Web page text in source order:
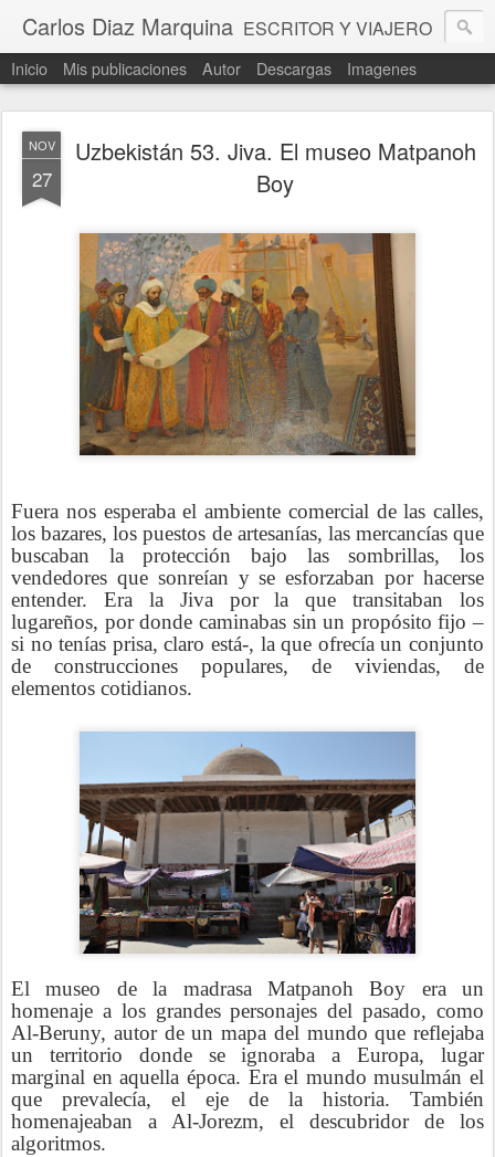
Carlos Diaz Marquina ESCRITOR Y VIAJERO
Inicio Mis publicaciones Autor Descargas Imagenes
NOV
27
Uzbekistán 53. Jiva. El museo Matpanoh
Boy
Fuera nos esperaba el ambiente comercial de las calles,
los bazares, los puestos de artesanías, las mercancías que
buscaban la protección bajo las sombrillas, los
vendedores que sonreían y se esforzaban por hacerse
entender. Era la Jiva por la que transitaban los
lugareños, por donde caminabas sin un propósito fijo –
si no tenías prisa, claro está-, la que ofrecía un conjunto
de construcciones populares, de viviendas, de
elementos cotidianos.
El museo de la madrasa Matpanoh Boy era un
homenaje a los grandes personajes del pasado, como
Al-Beruny, autor de un mapa del mundo que reflejaba
un territorio donde se ignoraba a Europa, lugar
marginal en aquella época. Era el mundo musulmán el
que prevalecía, el eje de la historia. También
homenajeaban a Al-Jorezm, el descubridor de los
algoritmos.